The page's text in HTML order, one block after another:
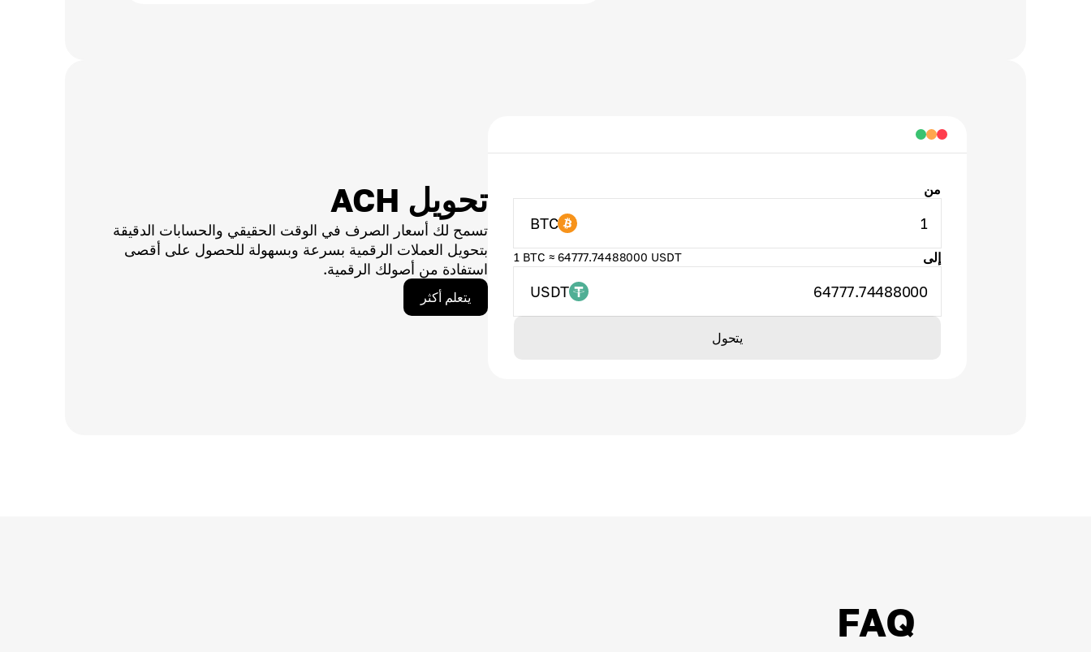
تحويل ACH
تسمح لك أسعار الصرف في الوقت الحقيقي والحسابات الدقيقة
بتحويل العملات الرقمية بسرعة وبسهولة للحصول على أقصى
استفادة من أصولك الرقمية.
يتعلم أكثر
من
1
BTC
إلى 1 BTC ≈ 64777.74488000 USDT
64777.74488000
USDT
يتحول
FAQ